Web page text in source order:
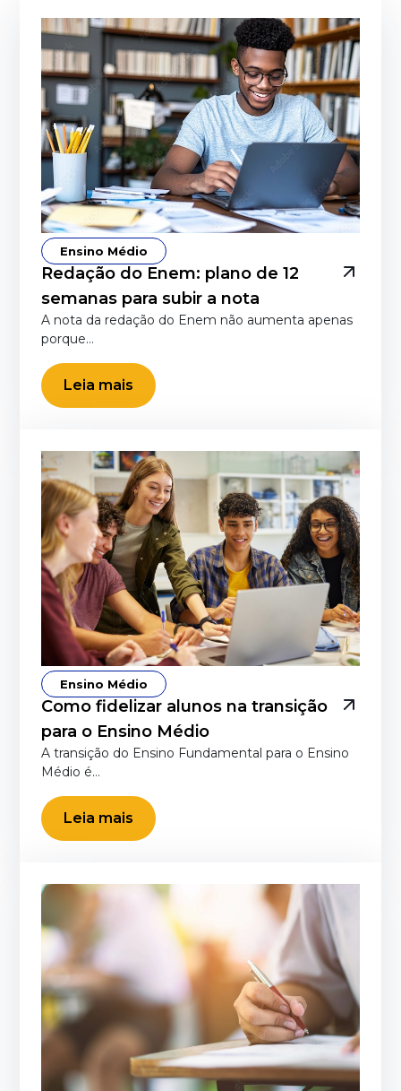
Ensino Médio
Redação do Enem: plano de 12
semanas para subir a nota
A nota da redação do Enem não aumenta apenas
porque…
Leia mais
Ensino Médio
Como fidelizar alunos na transição
para o Ensino Médio
A transição do Ensino Fundamental para o Ensino
Médio é…
Leia mais